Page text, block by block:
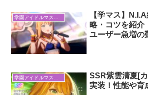
【学マス】
略・コツを紹介
ユーザー急増の
学園アイドルマスター
SSR紫雲清夏[
実装！性能や育